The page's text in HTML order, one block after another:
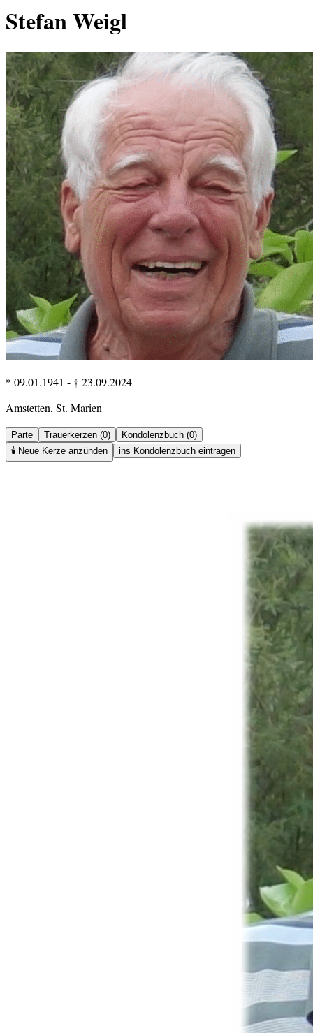
Stefan Weigl
* 09.01.1941 - † 23.09.2024
Amstetten, St. Marien
Parte Trauerkerzen (0)
Kondolenzbuch (0)
🕯️ Neue Kerze anzünden ins Kondolenzbuch eintragen